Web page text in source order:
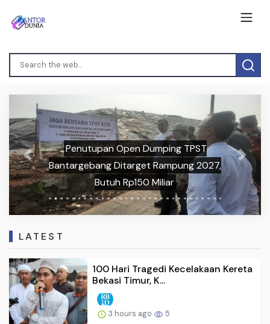
Penutupan Open Dumping TPST
Bantargebang Ditarget Rampung 2027,
Butuh Rp150 Miliar
Previous Next
LATEST
100 Hari Tragedi Kecelakaan Kereta
Bekasi Timur, K...
3 hours ago 5